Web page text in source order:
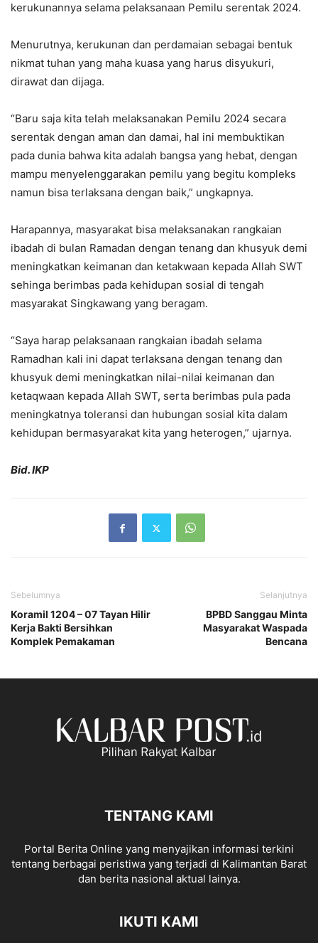
kerukunannya selama pelaksanaan Pemilu serentak 2024.
Menurutnya, kerukunan dan perdamaian sebagai bentuk
nikmat tuhan yang maha kuasa yang harus disyukuri,
dirawat dan dijaga.
“Baru saja kita telah melaksanakan Pemilu 2024 secara
serentak dengan aman dan damai, hal ini membuktikan
pada dunia bahwa kita adalah bangsa yang hebat, dengan
mampu menyelenggarakan pemilu yang begitu kompleks
namun bisa terlaksana dengan baik,” ungkapnya.
Harapannya, masyarakat bisa melaksanakan rangkaian
ibadah di bulan Ramadan dengan tenang dan khusyuk demi
meningkatkan keimanan dan ketakwaan kepada Allah SWT
sehinga berimbas pada kehidupan sosial di tengah
masyarakat Singkawang yang beragam.
“Saya harap pelaksanaan rangkaian ibadah selama
Ramadhan kali ini dapat terlaksana dengan tenang dan
khusyuk demi meningkatkan nilai-nilai keimanan dan
ketaqwaan kepada Allah SWT, serta berimbas pula pada
meningkatnya toleransi dan hubungan sosial kita dalam
kehidupan bermasyarakat kita yang heterogen,” ujarnya.
Bid. IKP
Sebelumnya
Koramil 1204 – 07 Tayan Hilir
Kerja Bakti Bersihkan
Komplek Pemakaman
Selanjutnya
BPBD Sanggau Minta
Masyarakat Waspada
Bencana
TENTANG KAMI
Portal Berita Online yang menyajikan informasi terkini
tentang berbagai peristiwa yang terjadi di Kalimantan Barat
dan berita nasional aktual lainya.
IKUTI KAMI